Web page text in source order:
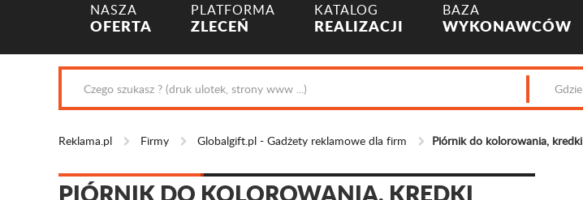
NASZA
OFERTA
PLATFORMA
ZLECEŃ
KATALOG
REALIZACJI
BAZA
WYKONAWCÓW
Reklama.pl Firmy Globalgift.pl - Gadżety reklamowe dla firm Piórnik do kolorowania, kredki
PIÓRNIK DO KOLOROWANIA, KREDKI